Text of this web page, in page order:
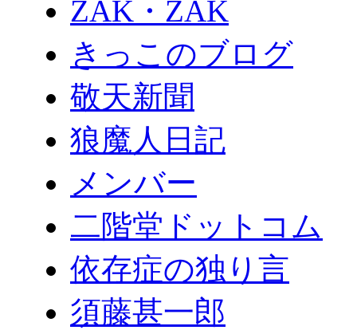
ZAK・ZAK
きっこのブログ
敬天新聞
狼魔人日記
メンバー
二階堂ドットコム
依存症の独り言
須藤甚一郎